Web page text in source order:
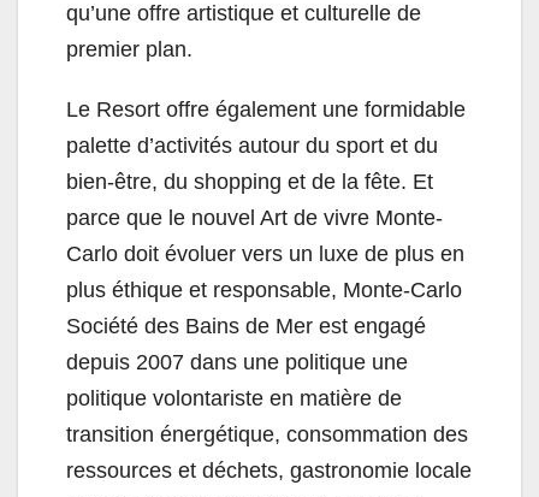
qu’une offre artistique et culturelle de
premier plan.
Le Resort offre également une formidable
palette d’activités autour du sport et du
bien-être, du shopping et de la fête. Et
parce que le nouvel Art de vivre Monte-
Carlo doit évoluer vers un luxe de plus en
plus éthique et responsable, Monte-Carlo
Société des Bains de Mer est engagé
depuis 2007 dans une politique une
politique volontariste en matière de
transition énergétique, consommation des
ressources et déchets, gastronomie locale